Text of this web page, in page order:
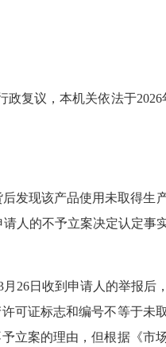
复议，本机关依法于2026
发现该产品使用未取得生
人的不予立案决定认定事
日收到申请人的举报后
可证标志和编号不等于未
立案的理由，但根据《市